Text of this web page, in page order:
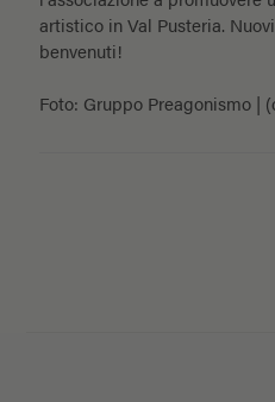
artistico in Val Pusteria.
benvenuti!
Foto: Gruppo Preagonismo |